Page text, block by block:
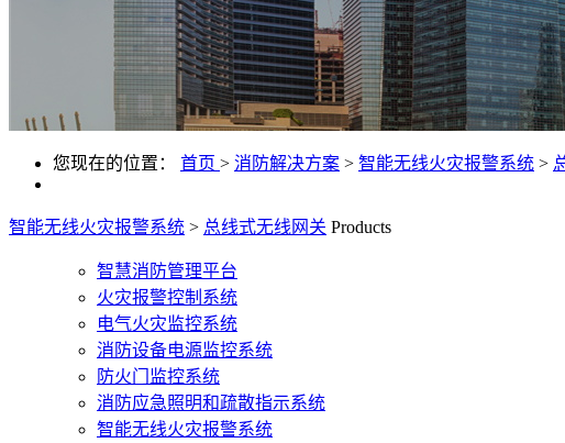
您现在的位置： 首页 > 消防解决方案 > 智能无线火灾报警系统 >
智能无线火灾报警系统 > 总线式无线网关 Products
智慧消防管理平台
火灾报警控制系统
电气火灾监控系统
消防设备电源监控系统
防火门监控系统
消防应急照明和疏散指示系统
智能无线火灾报警系统